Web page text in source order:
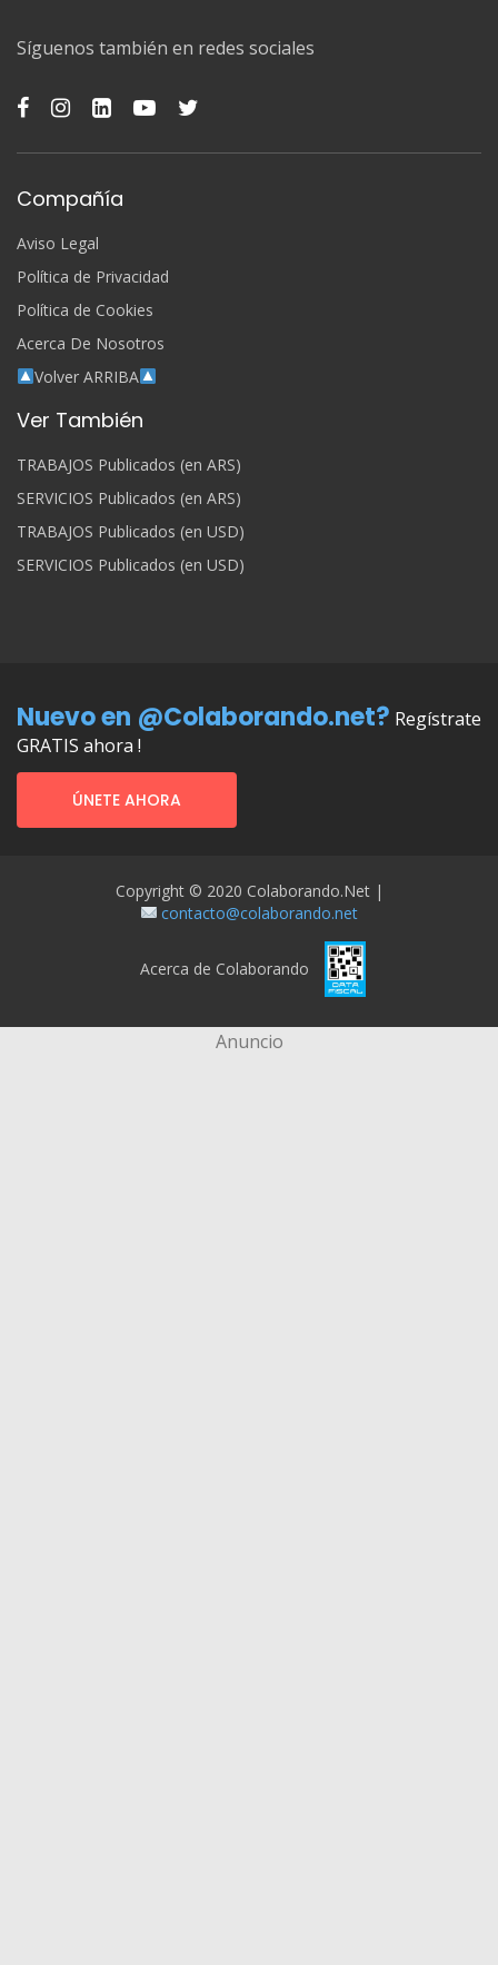
Síguenos también en redes sociales
Compañía
Aviso Legal
Política de Privacidad
Política de Cookies
Acerca De Nosotros
Volver ARRIBA
Ver También
TRABAJOS Publicados (en ARS)
SERVICIOS Publicados (en ARS)
TRABAJOS Publicados (en USD)
SERVICIOS Publicados (en USD)
Nuevo en @Colaborando.net? Regístrate
GRATIS ahora !
ÚNETE AHORA
Copyright © 2020 Colaborando.net |
contacto@colaborando.net
Acerca de Colaborando
Anuncio